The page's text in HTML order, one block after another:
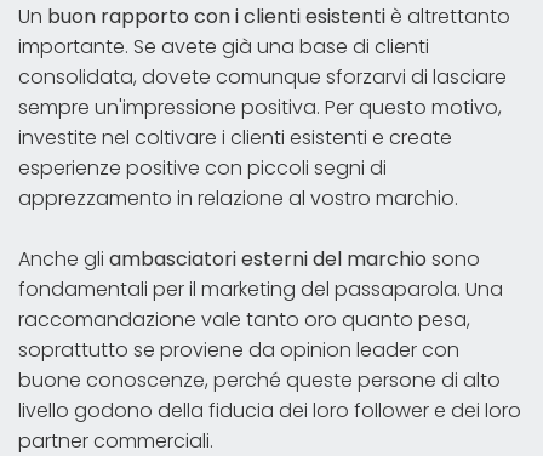
Un buon rapporto con i clienti esistentiè altrettanto
importante. Se avete già una base di clienti
consolidata, dovete comunque sforzarvi di lasciare
sempre un'impressione positiva. Per questo motivo,
investite nel coltivare i clienti esistenti e create
esperienze positive con piccoli segni di
apprezzamento in relazione al vostro marchio.
Anche gli ambasciatori esterni del marchio sono
fondamentali per il marketing del passaparola. Una
raccomandazione vale tanto oro quanto pesa,
soprattutto se proviene da opinion leader con
buone conoscenze, perché queste persone di alto
livello godono della fiducia dei loro follower e dei loro
partner commerciali.